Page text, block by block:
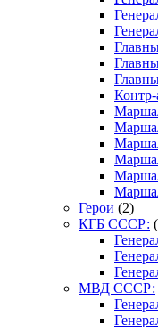
Герои (2)
КГБ СССР:
МВД СССР: